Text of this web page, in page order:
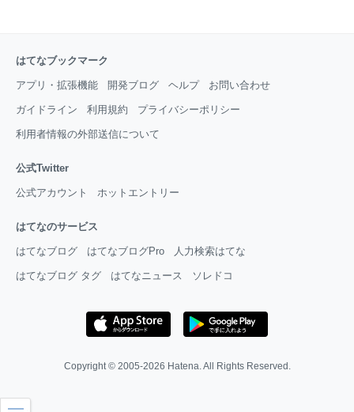
はてなブックマーク
アプリ・拡張機能 開発ブログ ヘルプ お問い合わせ
ガイドライン 利用規約 プライバシーポリシー
利用者情報の外部送信について
公式Twitter
公式アカウント ホットエントリー
はてなのサービス
はてなブログ はてなブログPro 人力検索はてな
はてなブログ タグ はてなニュース ソレドコ
Copyright © 2005-2026 Hatena. All Rights Reserved.